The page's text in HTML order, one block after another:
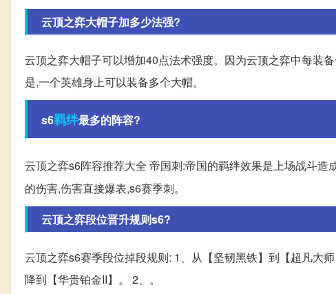
云顶之弈大帽子加多少法强?
云顶之弈大帽子可以增加40点法术强度。因为云顶之弈中每装
是,一个英雄身上可以装备多个大帽。
s6羁绊最多的阵容?
云顶之弈s6阵容推荐大全 帝国刺:帝国的羁绊效果是上场战斗
的伤害,伤害直接爆表,s6赛季刺。
云顶之弈段位晋升规则s6?
云顶之弈s6赛季段位掉段规则: 1、从【坚韧黑铁】到【超凡大
降到【华贵铂金II】。 2、。